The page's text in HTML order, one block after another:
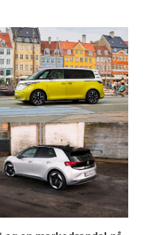
LEJ EN 7
MULTIVAN
VÆRKSTED
SKADECENTER
TILBEHØR
NYHEDER